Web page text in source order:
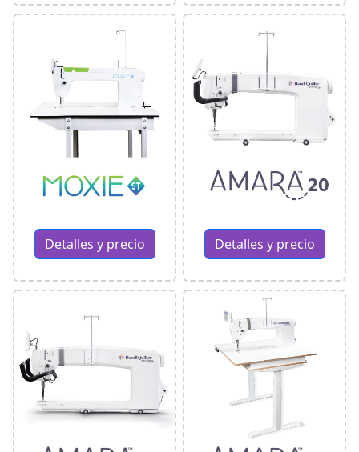
Detalles y precio Detalles y precio